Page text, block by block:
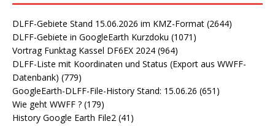
DLFF-Gebiete Stand 15.06.2026 im KMZ-Format (2644)
DLFF-Gebiete in GoogleEarth Kurzdoku (1071)
Vortrag Funktag Kassel DF6EX 2024 (964)
DLFF-Liste mit Koordinaten und Status (Export aus WWFF-
Datenbank) (779)
GoogleEarth-DLFF-File-History Stand: 15.06.26 (651)
Wie geht WWFF ? (179)
History Google Earth File2 (41)